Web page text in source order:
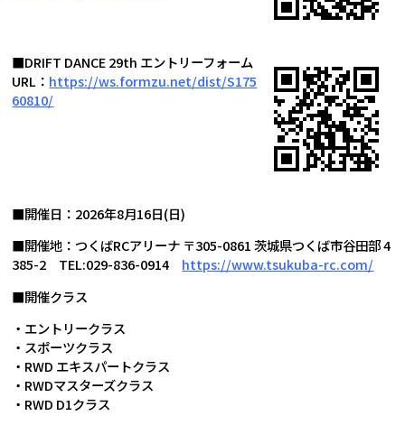
■DRIFT DANCE 29th エントリーフォーム
URL： https://ws.formzu.net/dist/S175
60810/
■開催日：2026年8月16日(日)
■開催地：つくばRCアリーナ 〒305-0861 茨城県つくば市谷田部 4
385-2 TEL:029-836-0914 https://www.tsukuba-rc.com/
■開催クラス
・エントリークラス
・スポーツクラス
・RWD エキスパートクラス
・RWDマスターズクラス
・RWD D1クラス